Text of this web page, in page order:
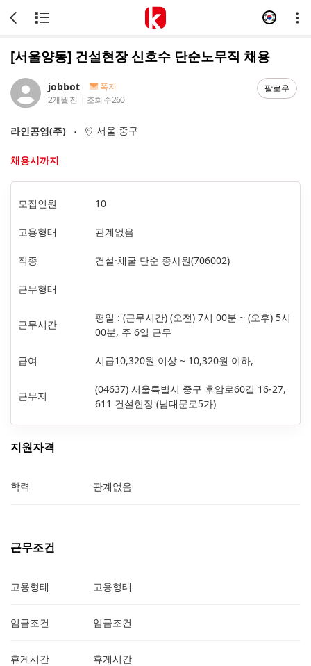
[서울양동] 건설현장 신호수 단순노무직 채용
jobbot
쪽지
2개월 전
조회 수260
팔로우
라인공영(주) 서울 중구
채용시까지
모집인원 10
고용형태 관계없음
직종 건설·채굴 단순 종사원(706002)
근무형태
근무시간
평일 : (근무시간) (오전) 7시 00분 ~ (오후) 5시
00분, 주 6일 근무
급여 시급10,320원 이상 ~ 10,320원 이하,
근무지
(04637) 서울특별시 중구 후암로60길 16-27,
611 건설현장 (남대문로5가)
지원자격
학력 관계없음
근무조건
고용형태 고용형태
임금조건 임금조건
휴게시간 휴게시간